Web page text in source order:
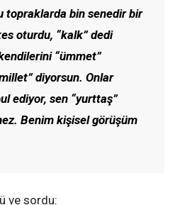
topraklarda bin senedir bir
oturdu, “kalk” dedi
“ümmet”
diyorsun. Onlar
ediyor, sen “yurttaş”
Benim kişisel görüşüm
ve sordu: